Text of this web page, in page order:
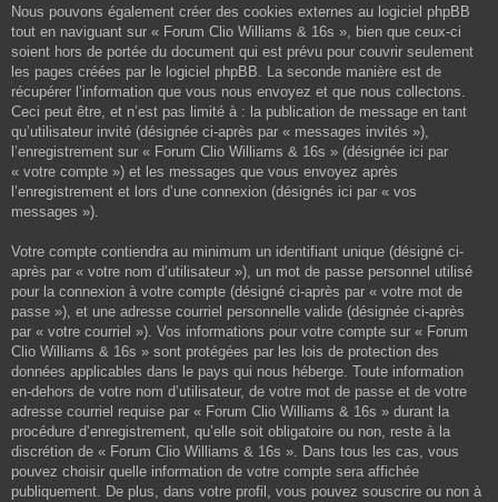
Nous pouvons également créer des cookies externes au logiciel phpBB
tout en naviguant sur « Forum Clio Williams & 16s », bien que ceux-ci
soient hors de portée du document qui est prévu pour couvrir seulement
les pages créées par le logiciel phpBB. La seconde manière est de
récupérer l’information que vous nous envoyez et que nous collectons.
Ceci peut être, et n’est pas limité à : la publication de message en tant
qu’utilisateur invité (désignée ci-après par « messages invités »),
l’enregistrement sur « Forum Clio Williams & 16s » (désignée ici par
« votre compte ») et les messages que vous envoyez après
l’enregistrement et lors d’une connexion (désignés ici par « vos
messages »).
Votre compte contiendra au minimum un identifiant unique (désigné ci-
après par « votre nom d’utilisateur »), un mot de passe personnel utilisé
pour la connexion à votre compte (désigné ci-après par « votre mot de
passe »), et une adresse courriel personnelle valide (désignée ci-après
par « votre courriel »). Vos informations pour votre compte sur « Forum
Clio Williams & 16s » sont protégées par les lois de protection des
données applicables dans le pays qui nous héberge. Toute information
en-dehors de votre nom d’utilisateur, de votre mot de passe et de votre
adresse courriel requise par « Forum Clio Williams & 16s » durant la
procédure d’enregistrement, qu’elle soit obligatoire ou non, reste à la
discrétion de « Forum Clio Williams & 16s ». Dans tous les cas, vous
pouvez choisir quelle information de votre compte sera affichée
publiquement. De plus, dans votre profil, vous pouvez souscrire ou non à